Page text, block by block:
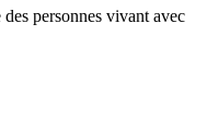
personnes vivant avec